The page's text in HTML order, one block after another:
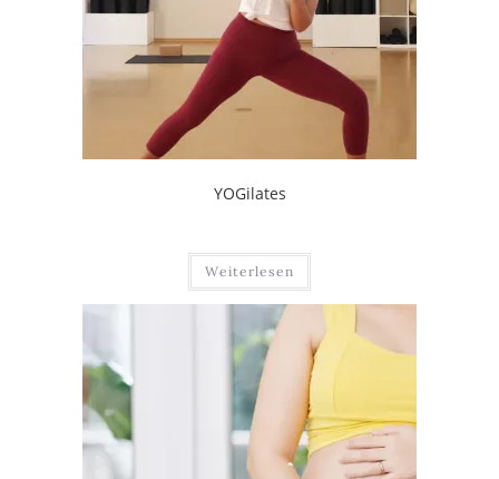
YOGilates
Weiterlesen